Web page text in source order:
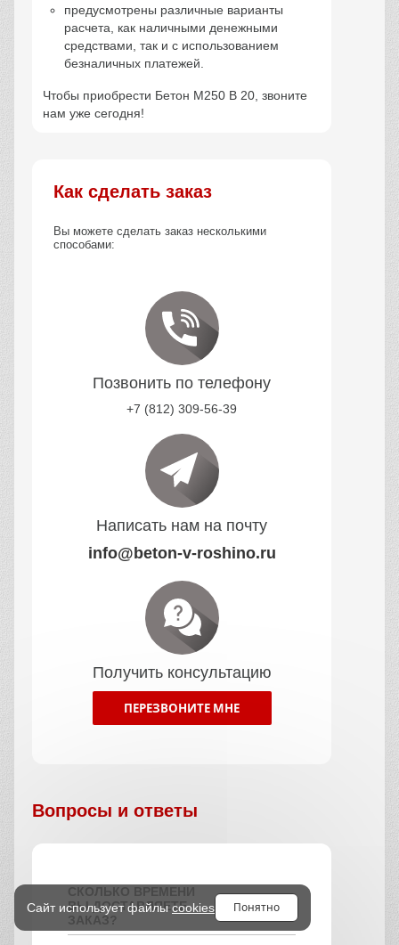
предусмотрены различные варианты
расчета, как наличными денежными
средствами, так и с использованием
безналичных платежей.
Чтобы приобрести Бетон М250 В 20, звоните
нам уже сегодня!
Как сделать заказ
Вы можете сделать заказ несколькими
способами:
Позвонить по телефону
+7 (812) 309-56-39
Написать нам на почту
info@beton-v-roshino.ru
Получить консультацию
ПЕРЕЗВОНИТЕ МНЕ
Вопросы и ответы
СКОЛЬКО ВРЕМЕНИ
ВЫ ДОСТАВЛЯЕТЕ
ЗАКАЗ?
Сайт использует файлыcookies Понятно